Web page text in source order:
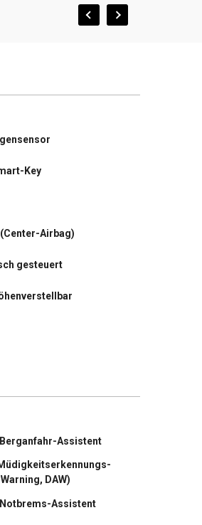
Key
Airbag)
gesteuert
in Mittelkonsole
Assistent
DAW)
Assistent